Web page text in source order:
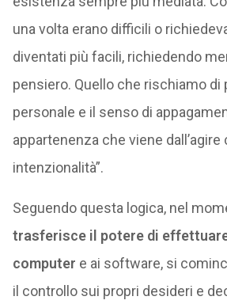
una volta erano difficili o
diventati più facili, richiedendo
pensiero. Quello che rischiamo di
personale e il senso di
appartenenza che viene
intenzionalità”.
Seguendo questa logica, nel
trasferisce il potere di
computer e ai software, si
il controllo sui propri desideri e